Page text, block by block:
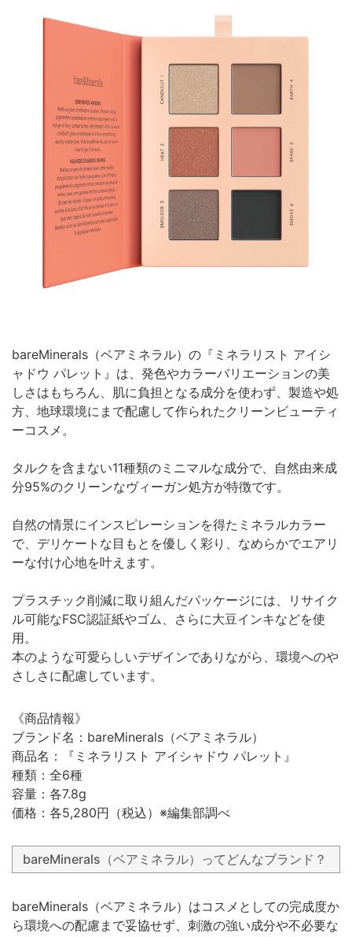
bareMinerals（ベアミネラル）の『ミネラリスト アイシ
ャドウ パレット』は、発色やカラーバリエーションの美
しさはもちろん、肌に負担となる成分を使わず、製造や処
⽅、地球環境にまで配慮して作られたクリーンビューティ
ーコスメ。
タルクを含まない11種類のミニマルな成分で、自然由来成
分95%のクリーンなヴィーガン処方が特徴です。
自然の情景にインスピレーションを得たミネラルカラー
で、デリケートな目もとを優しく彩り、なめらかでエアリ
ーな付け心地を叶えます。
プラスチック削減に取り組んだパッケージには、リサイク
ル可能なFSC認証紙やゴム、さらに大豆インキなどを使
用。
本のような可愛らしいデザインでありながら、環境へのや
さしさに配慮しています。
《商品情報》
ブランド名：bareMinerals（ベアミネラル）
商品名：『ミネラリスト アイシャドウ パレット』
種類：全6種
容量：各7.8g
価格：各5,280円（税込）※編集部調べ
bareMinerals（ベアミネラル）ってどんなブランド？
bareMinerals（ベアミネラル）はコスメとしての完成度か
ら環境への配慮まで妥協せず、刺激の強い成分や不必要な